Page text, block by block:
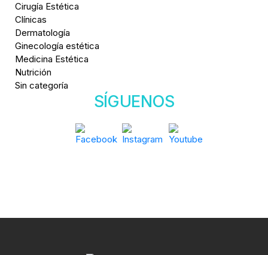
Cirugía Estética
Clínicas
Dermatología
Ginecología estética
Medicina Estética
Nutrición
Sin categoría
SÍGUENOS